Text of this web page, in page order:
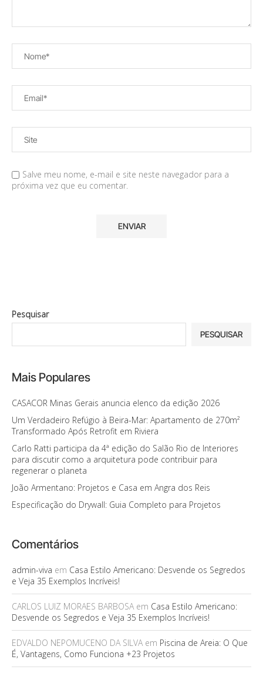
Salve meu nome, e-mail e site neste navegador para a
próxima vez que eu comentar.
Pesquisar
PESQUISAR
Mais Populares
CASACOR Minas Gerais anuncia elenco da edição 2026
Um Verdadeiro Refúgio à Beira-Mar: Apartamento de 270m²
Transformado Após Retrofit em Riviera
Carlo Ratti participa da 4ª edição do Salão Rio de Interiores
para discutir como a arquitetura pode contribuir para
regenerar o planeta
João Armentano: Projetos e Casa em Angra dos Reis
Especificação do Drywall: Guia Completo para Projetos
Comentários
admin-viva em Casa Estilo Americano: Desvende os Segredos
e Veja 35 Exemplos Incríveis!
CARLOS LUIZ MORAES BARBOSAem Casa Estilo Americano:
Desvende os Segredos e Veja 35 Exemplos Incríveis!
EDVALDO NEPOMUCENO DA SILVAem Piscina de Areia: O Que
É, Vantagens, Como Funciona +23 Projetos